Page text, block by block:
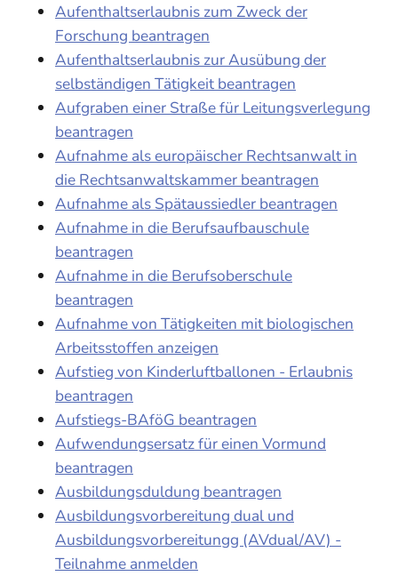
Aufenthaltserlaubnis zum Zweck der
Forschung beantragen
Aufenthaltserlaubnis zur Ausübung der
selbständigen Tätigkeit beantragen
Aufgraben einer Straße für Leitungsverlegung
beantragen
Aufnahme als europäischer Rechtsanwalt in
die Rechtsanwaltskammer beantragen
Aufnahme als Spätaussiedler beantragen
Aufnahme in die Berufsaufbauschule
beantragen
Aufnahme in die Berufsoberschule
beantragen
Aufnahme von Tätigkeiten mit biologischen
Arbeitsstoffen anzeigen
Aufstieg von Kinderluftballonen - Erlaubnis
beantragen
Aufstiegs-BAföG beantragen
Aufwendungsersatz für einen Vormund
beantragen
Ausbildungsduldung beantragen
Ausbildungsvorbereitung dual und
Ausbildungsvorbereitungg (AVdual/AV) -
Teilnahme anmelden